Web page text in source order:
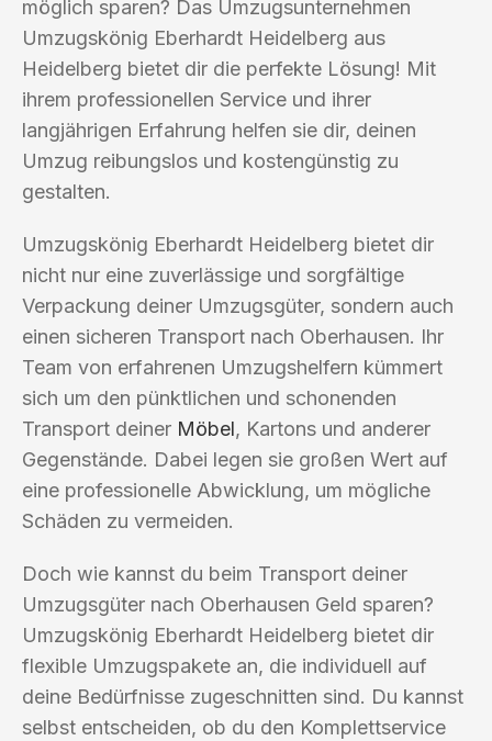
möglich sparen? Das Umzugsunternehmen
Umzugskönig Eberhardt Heidelberg aus
Heidelberg bietet dir die perfekte Lösung! Mit
ihrem professionellen Service und ihrer
langjährigen Erfahrung helfen sie dir, deinen
Umzug reibungslos und kostengünstig zu
gestalten.
Umzugskönig Eberhardt Heidelberg bietet dir
nicht nur eine zuverlässige und sorgfältige
Verpackung deiner Umzugsgüter, sondern auch
einen sicheren Transport nach Oberhausen. Ihr
Team von erfahrenen Umzugshelfern kümmert
sich um den pünktlichen und schonenden
Transport deiner Möbel, Kartons und anderer
Gegenstände. Dabei legen sie großen Wert auf
eine professionelle Abwicklung, um mögliche
Schäden zu vermeiden.
Doch wie kannst du beim Transport deiner
Umzugsgüter nach Oberhausen Geld sparen?
Umzugskönig Eberhardt Heidelberg bietet dir
flexible Umzugspakete an, die individuell auf
deine Bedürfnisse zugeschnitten sind. Du kannst
selbst entscheiden, ob du den Komplettservice